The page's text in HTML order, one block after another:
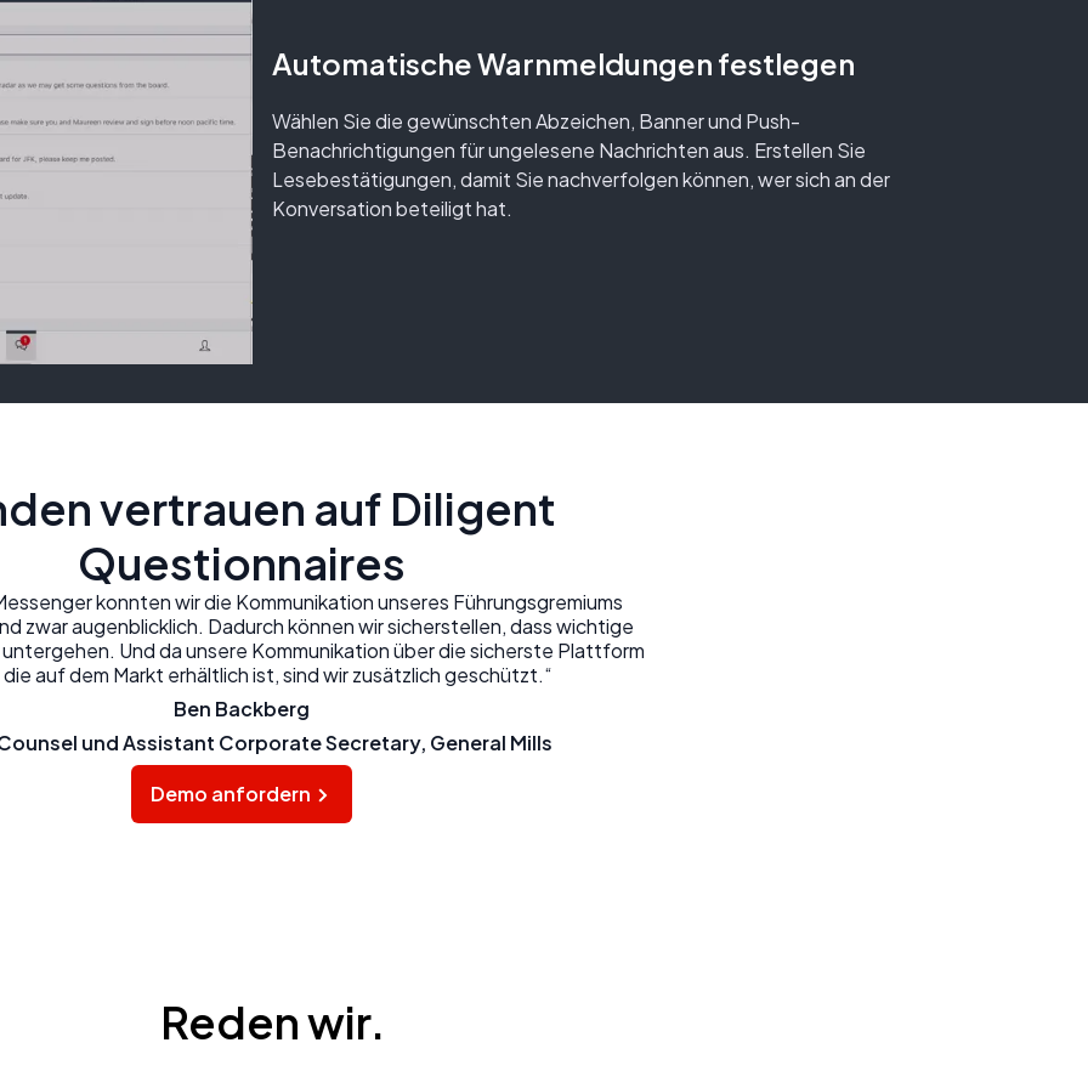
Automatische Warnmeldungen festlegen
Wählen Sie die gewünschten Abzeichen, Banner und Push-
Benachrichtigungen für ungelesene Nachrichten aus. Erstellen Sie
Lesebestätigungen, damit Sie nachverfolgen können, wer sich an der
Konversation beteiligt hat.
vertrauen auf Diligent
Questionnaires
konnten wir die Kommunikation unseres Führungsgremiums
zwar augenblicklich. Dadurch können wir sicherstellen, dass wichtige
Und da unsere Kommunikation über die sicherste Plattform
auf dem Markt erhältlich ist, sind wir zusätzlich geschützt.“
Ben Backberg
und Assistant Corporate Secretary, General Mills
Demo anfordern
Reden wir.